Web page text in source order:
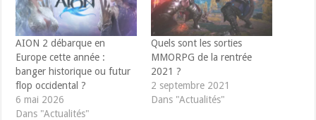
AION 2 débarque en
Europe cette année :
banger historique ou futur
flop occidental ?
6 mai 2026
Dans "Actualités"
Quels sont les sorties
MMORPG de la rentrée
2021 ?
2 septembre 2021
Dans "Actualités"